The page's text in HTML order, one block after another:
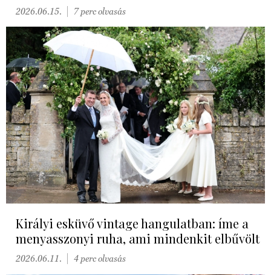
2026.06.15. 7 perc olvasás
Királyi esküvő vintage hangulatban: íme a
menyasszonyi ruha, ami mindenkit elbűvölt
2026.06.11. 4 perc olvasás